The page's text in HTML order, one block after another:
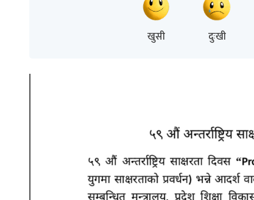
खुसी दुःखी